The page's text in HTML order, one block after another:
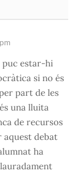
puc estar-hi
si no és
part de les
una lluita
de recursos
aquest debat
ha